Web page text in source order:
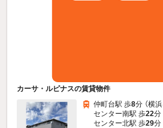
カーサ・ルピナスの賃貸物件
仲町台駅 歩8分 （横
センター南駅 歩22分
センター北駅 歩29分